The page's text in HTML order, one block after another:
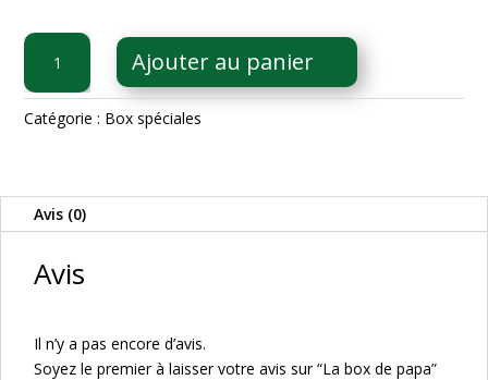
quantité
La
box
Ajouter au panier
Catégorie : Box spéciales
Avis (0)
Avis
Il n’y a pas encore d’avis.
Soyez le premier à laisser votre avis sur “La box de papa”